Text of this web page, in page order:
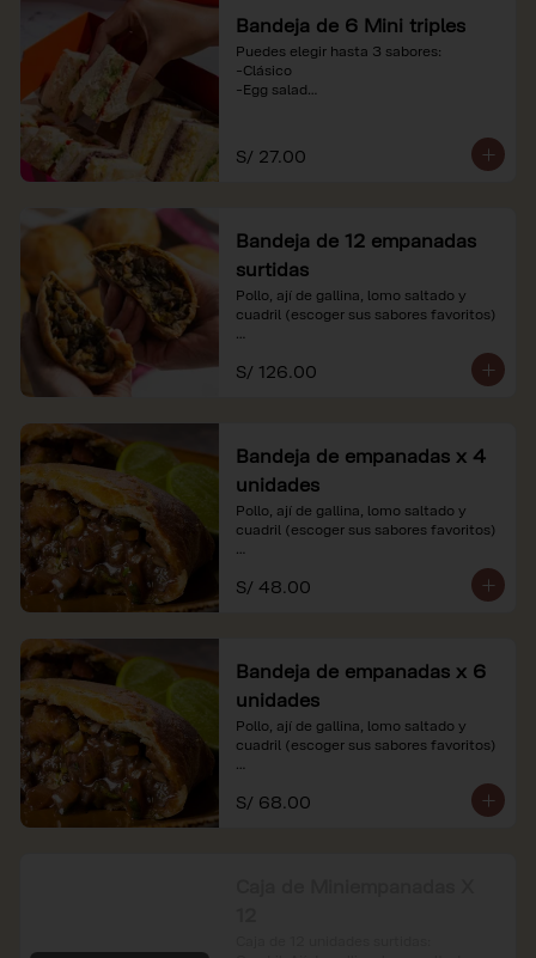
referenciales.
Bandeja de 6 Mini triples
Puedes elegir hasta 3 sabores:
-Clásico
-Egg salad
referenciales.
S/ 27.00
Bandeja de 12 empanadas
surtidas
Pollo, ají de gallina, lomo saltado y
cuadril (escoger sus sabores favoritos)
*Nuestros precios están expresados en
soles e incluyen impuestos de ley y
S/ 126.00
Bandeja de empanadas x 4
unidades
Pollo, ají de gallina, lomo saltado y
cuadril (escoger sus sabores favoritos)
*Nuestros precios están expresados en
soles e incluyen impuestos de ley y
S/ 48.00
Bandeja de empanadas x 6
unidades
Pollo, ají de gallina, lomo saltado y
cuadril (escoger sus sabores favoritos)
*Nuestros precios están expresados en
soles e incluyen impuestos de ley y
S/ 68.00